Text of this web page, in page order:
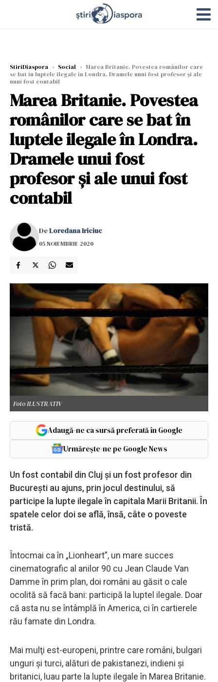
StiriDiaspora › Social › Marea Britanie. Povestea românilor care
se bat în luptele ilegale în Londra. Dramele unui fost profesor şi ale
unui fost contabil
Marea Britanie. Povestea
românilor care se bat în
luptele ilegale în Londra.
Dramele unui fost
profesor şi ale unui fost
contabil
DeLoredana Iriciuc
05 NOIEMBRIE 2020
Foto ILUSTRATIV
Adaugă-ne ca sursă preferată în Google
Urmărește-ne pe Google News
Un fost contabil din Cluj şi un fost profesor din
Bucureşti au ajuns, prin jocul destinului, să
participe la lupte ilegale în capitala Marii Britanii. În
spatele celor doi se află, însă, câte o poveste
tristă.
Întocmai ca în „Lionheart”, un mare succes
cinematografic al anilor 90 cu Jean Claude Van
Damme în prim plan, doi români au găsit o cale
ocolită să facă bani: participă la luptel ilegale. Doar
că asta nu se întâmplă în America, ci în cartierele
rău famate din Londra.
Mai mulţi est-europeni, printre care români, bulgari
unguri şi turci, alături de pakistanezi, indieni şi
britanici, luau parte la lupte ilegale în Marea Britanie.